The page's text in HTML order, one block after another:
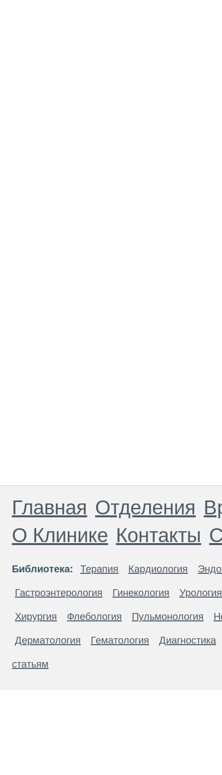
Главная Отделения
О Клинике Контакты
Библиотека: Терапия Кардиология
Гастроэнтерология Гинекология Урология
Хирургия Флебология Пульмонология
Дерматология Гематология Диагностика
статьям